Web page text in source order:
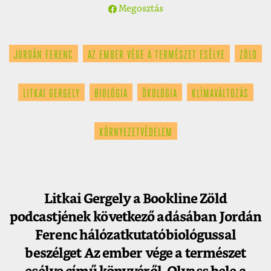
Megosztás
JORDÁN FERENC AZ EMBER VÉGE A TERMÉSZET ESÉLYE ZÖLD
LITKAI GERGELY BIOLÓGIA ÖKOLÓGIA KLÍMAVÁLTOZÁS
KÖRNYEZETVÉDELEM
Litkai Gergely a Bookline Zöld
podcastjének következő adásában Jordán
Ferenc hálózatkutatóbiológussal
beszélget Az ember vége a természet